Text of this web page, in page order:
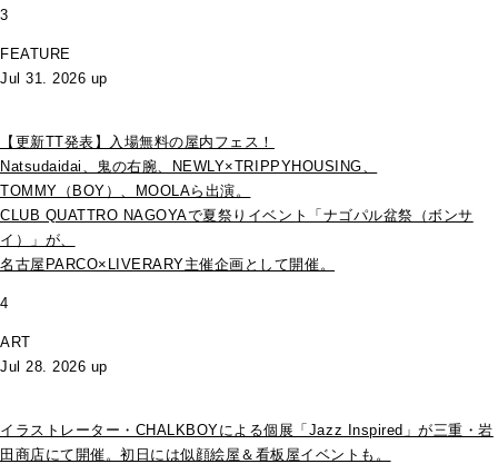
3
FEATURE
Jul 31. 2026 up
【更新TT発表】入場無料の屋内フェス！
Natsudaidai、鬼の右腕、NEWLY×TRIPPYHOUSING、
TOMMY（BOY）、MOOLAら出演。
CLUB QUATTRO NAGOYAで夏祭りイベント「ナゴパル盆祭（ボンサ
イ）」が、
名古屋PARCO×LIVERARY主催企画として開催。
4
ART
Jul 28. 2026 up
イラストレーター・CHALKBOYによる個展「Jazz Inspired」が三重・岩
田商店にて開催。初日には似顔絵屋＆看板屋イベントも。